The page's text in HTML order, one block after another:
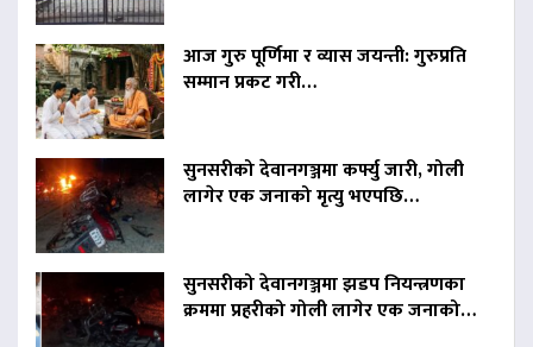
आज गुरु पूर्णिमा र व्यास जयन्ती: गुरुप्रति
सम्मान प्रकट गरी…
सुनसरीको देवानगञ्जमा कर्फ्यु जारी, गोली
लागेर एक जनाको मृत्यु भएपछि…
सुनसरीको देवानगञ्जमा झडप नियन्त्रणका
क्रममा प्रहरीको गोली लागेर एक जनाको…